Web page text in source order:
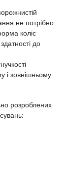
не потрібно.
коліс
до
і зовнішньому
розроблених